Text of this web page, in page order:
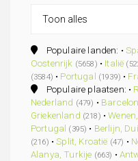
Populaire landen: •
Oostenrijk (5658) • Italië
(3584) • Portugal (1939) •
Populaire plaatsen: •
Nederland (479) •
Griekenland (218) •
Portugal (395) • Berlijn,
(216) •Split, Kroatië (47) •
Alanya, Turkije (663) •